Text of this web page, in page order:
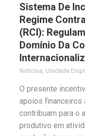
Sistema De
Regime
(RCI):
Domínio Da
Notícias Unidade
O presente
apoios
contribuam para o
produtivo em